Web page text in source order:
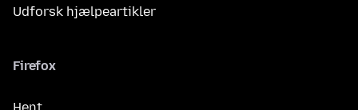
Udforsk hjælpeartikler
Firefox